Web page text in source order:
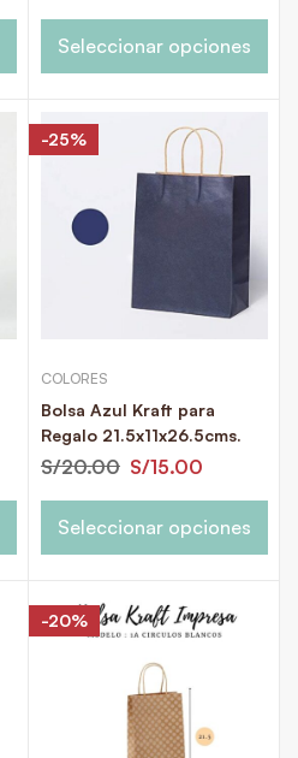
Seleccionar opciones
-25%
COLORES
Bolsa Azul Kraft para
Regalo 21.5x11x26.5cms.
S/20.00 S/15.00
Seleccionar opciones
-20%